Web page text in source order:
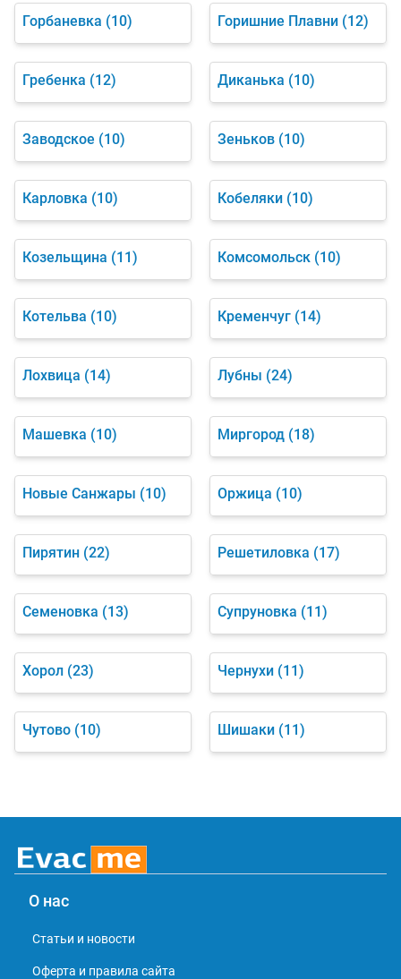
Горбаневка (10) Горишние Плавни (12)
Гребенка (12) Диканька (10)
Заводское (10) Зеньков (10)
Карловка (10) Кобеляки (10)
Козельщина (11) Комсомольск (10)
Котельва (10) Кременчуг (14)
Лохвица (14) Лубны (24)
Машевка (10) Миргород (18)
Новые Санжары (10) Оржица (10)
Пирятин (22) Решетиловка (17)
Семеновка (13) Супруновка (11)
Хорол (23) Чернухи (11)
Чутово (10) Шишаки (11)
О нас
Статьи и новости
Оферта и правила сайта